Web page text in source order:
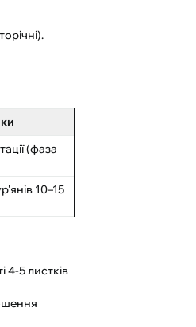
(фаза
10–15
4-5 листків